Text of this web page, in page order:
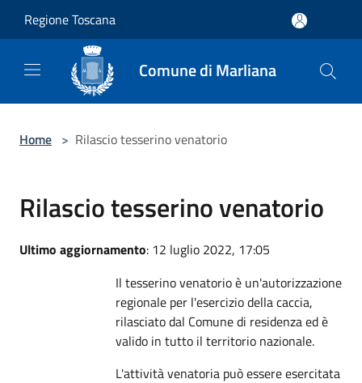
Regione Toscana
Comune di Marliana
Home > Rilascio tesserino venatorio
Rilascio tesserino venatorio
Ultimo aggiornamento: 12 luglio 2022, 17:05
Il tesserino venatorio è un'autorizzazione
regionale per l'esercizio della caccia,
rilasciato dal Comune di residenza ed è
valido in tutto il territorio nazionale.
L'attività venatoria può essere esercitata